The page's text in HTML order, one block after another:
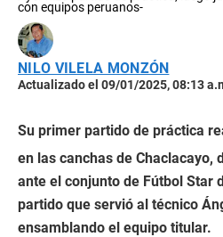
con equipos peruanos-
NILO VILELA MONZÓN
Actualizado el 09/01/2025, 08:13
Su primer partido de práctica
en las canchas de Chaclacayo,
ante el conjunto de Fútbol Star
partido que servió al técnico
ensamblando el equipo titular.